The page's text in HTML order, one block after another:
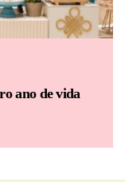
ano de vida